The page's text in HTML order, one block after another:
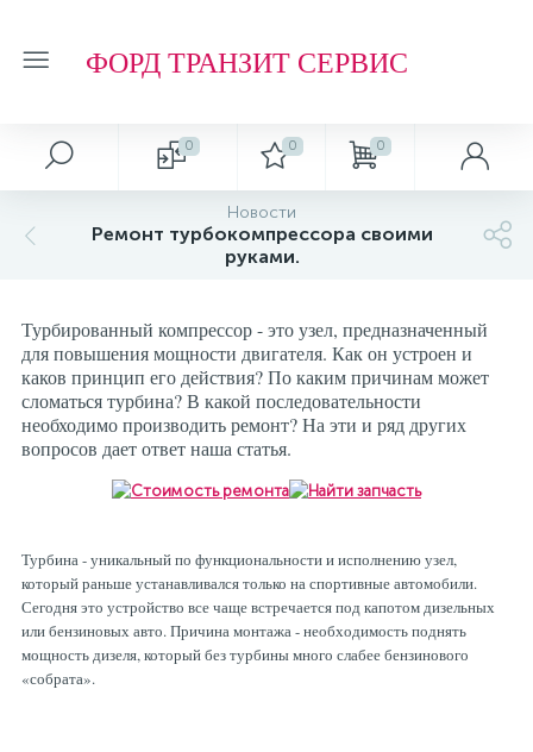
ФОРД ТРАНЗИТ СЕРВИС
0 0 0
Новости
Ремонт турбокомпрессора своими
руками.
Турбированный компрессор - это узел, предназначенный
для повышения мощности двигателя. Как он устроен и
каков принцип его действия? По каким причинам может
сломаться турбина? В какой последовательности
необходимо производить ремонт? На эти и ряд других
вопросов дает ответ наша статья.
Турбина - уникальный по функциональности и исполнению узел,
который раньше устанавливался только на спортивные автомобили.
Сегодня это устройство все чаще встречается под капотом дизельных
или бензиновых авто. Причина монтажа - необходимость поднять
мощность дизеля, который без турбины много слабее бензинового
«собрата».